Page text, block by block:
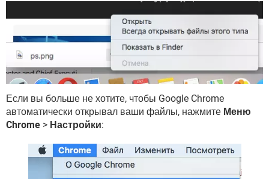
Если вы больше не хотите, чтобы Google Chrome
автоматически открывал ваши файлы, нажмите Меню
Chrome > Настройки: